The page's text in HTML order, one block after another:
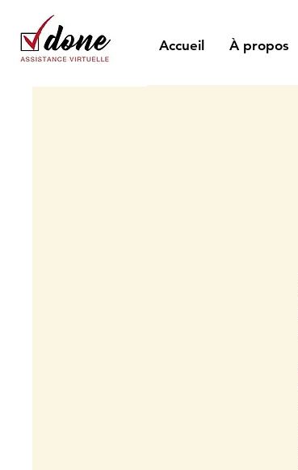
Accueil À propos